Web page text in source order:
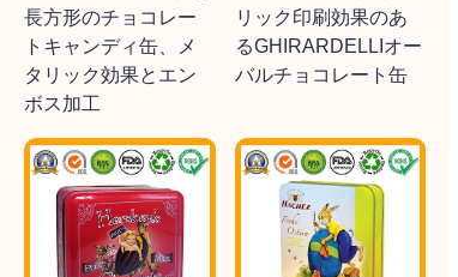
長方形のチョコレー
トキャンディ缶、メ
タリック効果とエン
ボス加工
リック印刷効果のあ
るGHIRARDELLIオー
バルチョコレート缶